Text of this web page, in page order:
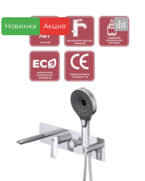
мало
Краснодар
мало
Новосибирск
Екатеринбург
Нет в наличии
мало
Новинка Акция